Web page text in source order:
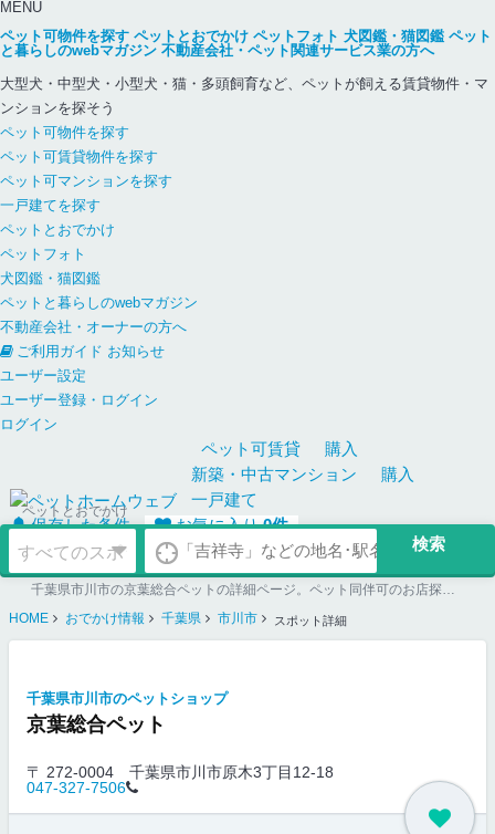
MENU
ペット可物件を探す ペットとおでかけ ペットフォト 犬図鑑・猫図鑑 ペット
と暮らしのwebマガジン 不動産会社・ペット関連サービス業の方へ
大型犬・中型犬・小型犬・猫・多頭飼育など、ペットが飼える賃貸物件・マ
ンションを探そう
ペット可物件を探す
ペット可賃貸物件を探す
ペット可マンションを探す
一戸建てを探す
ペットとおでかけ
ペットフォト
犬図鑑・猫図鑑
ペットと暮らしのwebマガジン
不動産会社・オーナーの方へ
ご利用ガイド お知らせ
ユーザー設定
ユーザー登録・ログイン
ログイン
ペット可賃貸
購入
新築・中古マンション
購入
一戸建て
保存した条件
お気に入り0件
ペットとおでかけ
千葉県市川市の京葉総合ペットの詳細ページ。ペット同伴可のお店探しならペットホームウェブ。ペット可賃貸のお部屋探し、ペット可マンション購入のご検討時にもご利用ください。
HOME
おでかけ情報 千葉県 市川市 スポット詳細
千葉県市川市のペットショップ
京葉総合ペット
〒 272-0004
千葉県市川市原木3丁目12-18
047-327-7506